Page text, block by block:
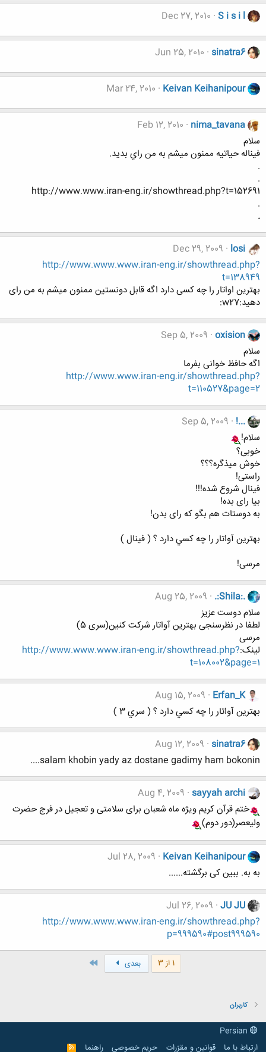
S i s i l
Dec 27, 2010
sinatra6
Jun 25, 2010
Keivan Keihanipour
Mar 24, 2010
nima_tavana
Feb 12, 2010
سلام
فيناله حياتيه ممنون ميشم به من راي بديد.
.
.
http://www.www.iran-eng.ir/showthread.php?t=152691
.
.
losi
Dec 29, 2009
http://www.www.www.iran-eng.ir/showthread.php?
t=138949
بهترین اواتار را چه کسی دارد اگه قابل دونستین ممنون میشم به من رای
دهید:w27:
oxision
Sep 5, 2009
سلام
اگه حافظ خوانی بفرما
http://www.www.iran-eng.ir/showthread.php?
t=110527&page=2
!...
Sep 5, 2009
سلام!
خوبی؟
خوش میذگره؟؟؟
راستی!
فینال شروع شده!!!
بیا رای بده!
به دوستات هم بگو که رای بدن!
بهترين آواتار را چه كسي دارد ؟ ( فينال )
مرسی!
.:Shila:.
Aug 25, 2009
سلام دوست عزیز
لطفا در نظرسنجی بهترین آواتار شرکت کنین(سری 5)
مرسی
لینک:http://www.www.www.iran-eng.ir/showthread.php?
t=108002&page=1
Erfan_K
Aug 15, 2009
بهترين آواتار را چه كسي دارد ؟ ( سري 3 )
sinatra6
Aug 12, 2009
salam khobin yady az dostane gadimy ham bokonin....
sayyah archi
Aug 4, 2009
ختم قرآن کریم ویژه ماه شعبان برای سلامتی و تعجیل در فرج حضرت
ولیعصر(دور دوم)
Keivan Keihanipour
Jul 28, 2009
به به. ببین کی برگشته......
JU JU
Jul 26, 2009
http://www.www.www.iran-eng.ir/showthread.php?
p=999590#post999590
1 از 3 بعدی
کاربران
ارتباط با ما
قوانین و مقرّرات حریم خصوصی راهنما
R